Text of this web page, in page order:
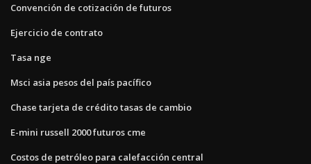
Convención de cotización de futuros
Ejercicio de contrato
Tasa nge
Msci asia pesos del país pacífico
Chase tarjeta de crédito tasas de cambio
E-mini russell 2000 futuros cme
Costos de petróleo para calefacción central